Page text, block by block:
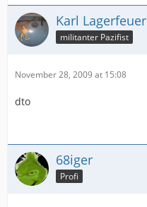
Karl Lagerfeuer
militanter Pazifist
November 28, 2009 at 15:08
dto
68iger
Profi